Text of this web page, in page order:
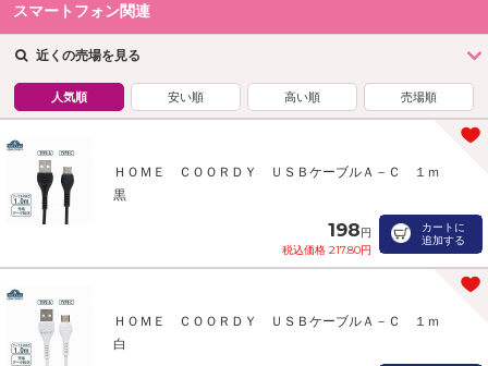
スマートフォン関連
近くの売場を見る
人気順 安い順 高い順 売場順
ＨＯＭＥ ＣＯＯＲＤＹ ＵＳＢケーブルＡ－Ｃ １ｍ
黒
198円
税込価格 217.80円
カートに
追加する
ＨＯＭＥ ＣＯＯＲＤＹ ＵＳＢケーブルＡ－Ｃ １ｍ
白